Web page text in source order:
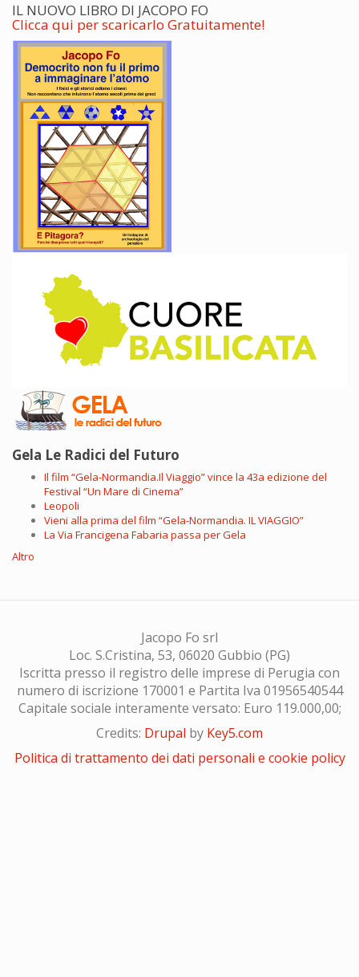
IL NUOVO LIBRO DI JACOPO FO
Clicca qui per scaricarlo Gratuitamente!
Gela Le Radici del Futuro
Il film “Gela-Normandia.Il Viaggio” vince la 43a edizione del
Festival “Un Mare di Cinema”
Leopoli
Vieni alla prima del film “Gela-Normandia. IL VIAGGIO”
La Via Francigena Fabaria passa per Gela
Altro
Jacopo Fo srl
Loc. S.Cristina, 53, 06020 Gubbio (PG)
Iscritta presso il registro delle imprese di Perugia con
numero di iscrizione 170001 e Partita Iva 01956540544
Capitale sociale interamente versato: Euro 119.000,00;
Credits: Drupal by Key5.com
Politica di trattamento dei dati personali e cookie policy